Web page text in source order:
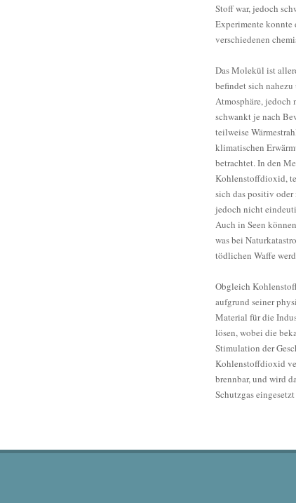
Stoff war, jedoch
Experimente
verschiedenen
Das Molekül ist
befindet sich
Atmosphäre, jedoch
schwankt je nach
teilweise
klimatischen
betrachtet. In den
Kohlenstoffdioxid,
sich das positiv
jedoch nicht
Auch in Seen
was bei
tödlichen Waffe
Obgleich
aufgrund seiner
Material für die
lösen, wobei die
Stimulation der
Kohlenstoffdioxid
brennbar, und wird
Schutzgas